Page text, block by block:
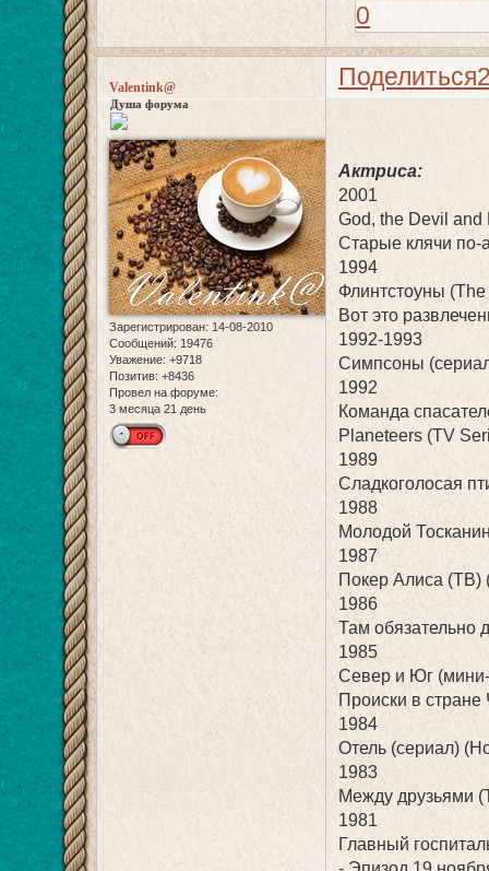
0
Поделиться
Valentink@
Душа форума
Зарегистрирован: 14-08-2010
Сообщений: 19476
Уважение: +9718
Позитив: +8436
Провел на форуме:
3 месяца 21 день
Актриса:
2001
God, the Devil and
Старые клячи по-
1994
Флинтстоуны
Вот это
1992-1993
Симпсоны
1992
Команда
Planeteers (TV
1989
Сладкоголосая
1988
Молодой
1987
Покер Алиса (ТВ)
1986
Там обязательно
1985
Север и Юг
Происки в
1984
Отель (сериал)
1983
Между друзьями
1981
Главный